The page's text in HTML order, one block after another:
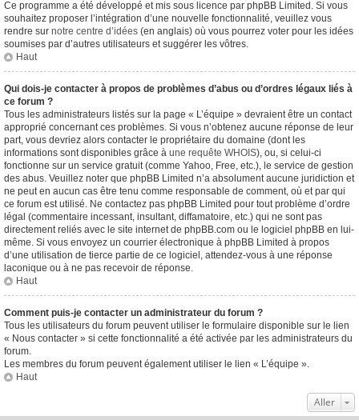
Ce programme a été développé et mis sous licence par phpBB Limited. Si vous
souhaitez proposer l’intégration d’une nouvelle fonctionnalité, veuillez vous
rendre sur notre centre d’idées (en anglais) où vous pourrez voter pour les idées
soumises par d’autres utilisateurs et suggérer les vôtres.
Haut
Qui dois-je contacter à propos de problèmes d’abus ou d’ordres légaux liés à
ce forum ?
Tous les administrateurs listés sur la page « L’équipe » devraient être un contact
approprié concernant ces problèmes. Si vous n’obtenez aucune réponse de leur
part, vous devriez alors contacter le propriétaire du domaine (dont les
informations sont disponibles grâce à une requête WHOIS), ou, si celui-ci
fonctionne sur un service gratuit (comme Yahoo, Free, etc.), le service de gestion
des abus. Veuillez noter que phpBB Limited n’a absolument aucune juridiction et
ne peut en aucun cas être tenu comme responsable de comment, où et par qui
ce forum est utilisé. Ne contactez pas phpBB Limited pour tout problème d’ordre
légal (commentaire incessant, insultant, diffamatoire, etc.) qui ne sont pas
directement reliés avec le site internet de phpBB.com ou le logiciel phpBB en lui-
même. Si vous envoyez un courrier électronique à phpBB Limited à propos
d’une utilisation de tierce partie de ce logiciel, attendez-vous à une réponse
laconique ou à ne pas recevoir de réponse.
Haut
Comment puis-je contacter un administrateur du forum ?
Tous les utilisateurs du forum peuvent utiliser le formulaire disponible sur le lien
« Nous contacter » si cette fonctionnalité a été activée par les administrateurs du
forum.
Les membres du forum peuvent également utiliser le lien « L’équipe ».
Haut
Aller